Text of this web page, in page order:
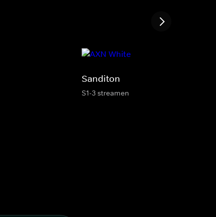
Sanditon
S1-3 streamen